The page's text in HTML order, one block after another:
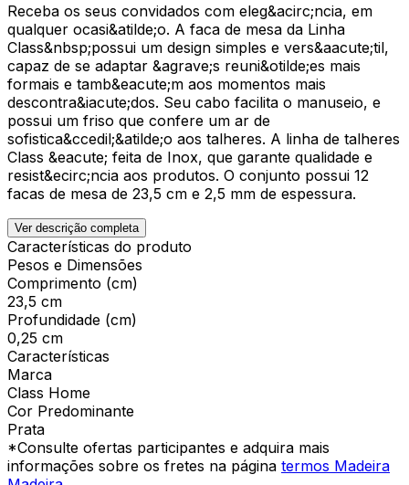
Receba os seus convidados com eleg&acirc;ncia, em
qualquer ocasi&atilde;o. A faca de mesa da Linha
Class&nbsp;possui um design simples e vers&aacute;til,
capaz de se adaptar &agrave;s reuni&otilde;es mais
formais e tamb&eacute;m aos momentos mais
descontra&iacute;dos. Seu cabo facilita o manuseio, e
possui um friso que confere um ar de
sofistica&ccedil;&atilde;o aos talheres. A linha de talheres
Class &eacute; feita de Inox, que garante qualidade e
resist&ecirc;ncia aos produtos. O conjunto possui 12
facas de mesa de 23,5 cm e 2,5 mm de espessura.
Ver descrição completa
Características do produto
Pesos e Dimensões
Comprimento (cm)
23,5 cm
Profundidade (cm)
0,25 cm
Características
Marca
Class Home
Cor Predominante
Prata
*Consulte ofertas participantes e adquira mais
informações sobre os fretes na página termos Madeira